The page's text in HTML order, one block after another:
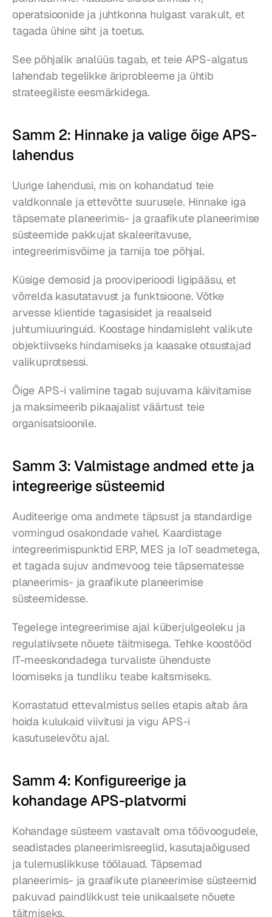
operatsioonide ja juhtkonna hulgast varakult, et
tagada ühine siht ja toetus.
See põhjalik analüüs tagab, et teie APS-algatus
lahendab tegelikke äriprobleeme ja ühtib
strateegiliste eesmärkidega.
Samm 2: Hinnake ja valige õige APS-
lahendus
Uurige lahendusi, mis on kohandatud teie
valdkonnale ja ettevõtte suurusele. Hinnake iga
täpsemate planeerimis- ja graafikute planeerimise
süsteemide pakkujat skaleeritavuse,
integreerimisvõime ja tarnija toe põhjal.
Küsige demosid ja prooviperioodi ligipääsu, et
võrrelda kasutatavust ja funktsioone. Võtke
arvesse klientide tagasisidet ja reaalseid
juhtumiuuringuid. Koostage hindamisleht valikute
objektiivseks hindamiseks ja kaasake otsustajad
valikuprotsessi.
Õige APS-i valimine tagab sujuvama käivitamise
ja maksimeerib pikaajalist väärtust teie
organisatsioonile.
Samm 3: Valmistage andmed ette ja
integreerige süsteemid
Auditeerige oma andmete täpsust ja standardige
vormingud osakondade vahel. Kaardistage
integreerimispunktid ERP, MES ja IoT seadmetega,
et tagada sujuv andmevoog teie täpsematesse
planeerimis- ja graafikute planeerimise
süsteemidesse.
Tegelege integreerimise ajal küberjulgeoleku ja
regulatiivsete nõuete täitmisega. Tehke koostööd
IT-meeskondadega turvaliste ühenduste
loomiseks ja tundliku teabe kaitsmiseks.
Korrastatud ettevalmistus selles etapis aitab ära
hoida kulukaid viivitusi ja vigu APS-i
kasutuselevõtu ajal.
Samm 4: Konfigureerige ja
kohandage APS-platvormi
Kohandage süsteem vastavalt oma töövoogudele,
seadistades planeerimisreeglid, kasutajaõigused
ja tulemuslikkuse töölauad. Täpsemad
planeerimis- ja graafikute planeerimise süsteemid
pakuvad paindlikkust teie unikaalsete nõuete
täitmiseks.